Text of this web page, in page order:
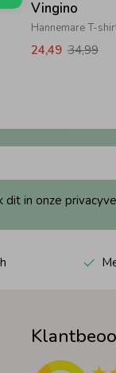
Vingino
Hannemare T-
24,49 34,99
in onze